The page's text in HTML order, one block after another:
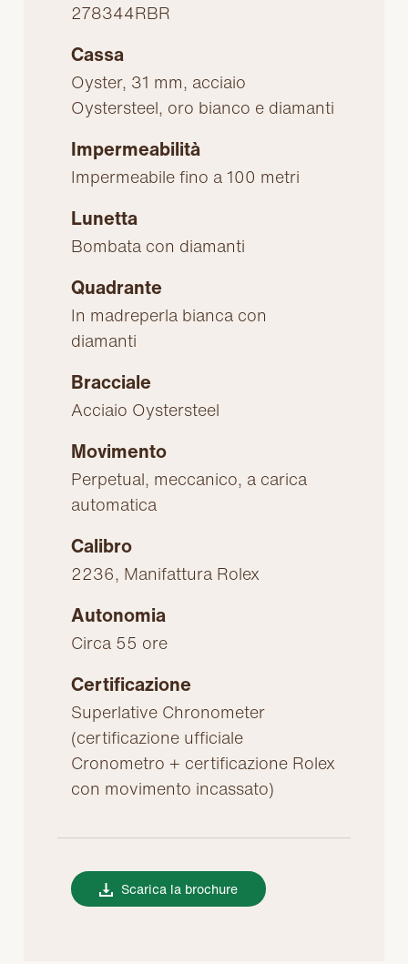
278344RBR
Cassa
Oyster, 31 mm, acciaio
Oystersteel, oro bianco e diamanti
Impermeabilità
Impermeabile fino a 100 metri
Lunetta
Bombata con diamanti
Quadrante
In madreperla bianca con
diamanti
Bracciale
Acciaio Oystersteel
Movimento
Perpetual, meccanico, a carica
automatica
Calibro
2236, Manifattura Rolex
Autonomia
Circa 55 ore
Certificazione
Superlative Chronometer
(certificazione ufficiale
Cronometro + certificazione Rolex
con movimento incassato)
Scarica la brochure